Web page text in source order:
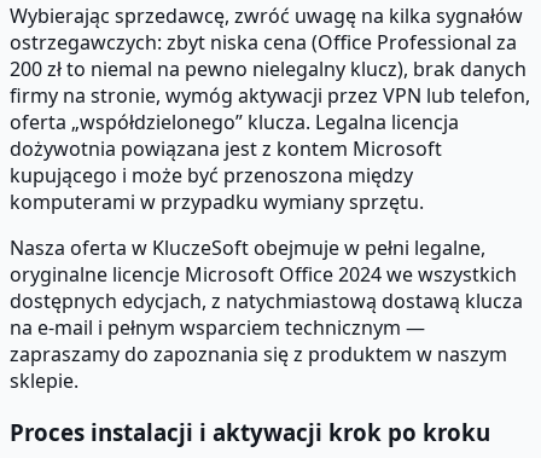
Wybierając sprzedawcę, zwróć uwagę na kilka sygnałów
ostrzegawczych: zbyt niska cena (Office Professional za
200 zł to niemal na pewno nielegalny klucz), brak danych
firmy na stronie, wymóg aktywacji przez VPN lub telefon,
oferta „współdzielonego” klucza. Legalna licencja
dożywotnia powiązana jest z kontem Microsoft
kupującego i może być przenoszona między
komputerami w przypadku wymiany sprzętu.
Nasza oferta w KluczeSoft obejmuje w pełni legalne,
oryginalne licencje Microsoft Office 2024 we wszystkich
dostępnych edycjach, z natychmiastową dostawą klucza
na e-mail i pełnym wsparciem technicznym —
zapraszamy do zapoznania się z produktem w naszym
sklepie.
Proces instalacji i aktywacji krok po kroku